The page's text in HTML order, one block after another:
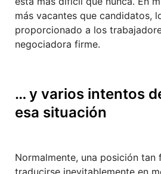
más vacantes que candidatos,
proporcionado a los
negociadora firme.
… y varios intentos
esa situación
Normalmente, una posición tan
traducirse inevitablemente en